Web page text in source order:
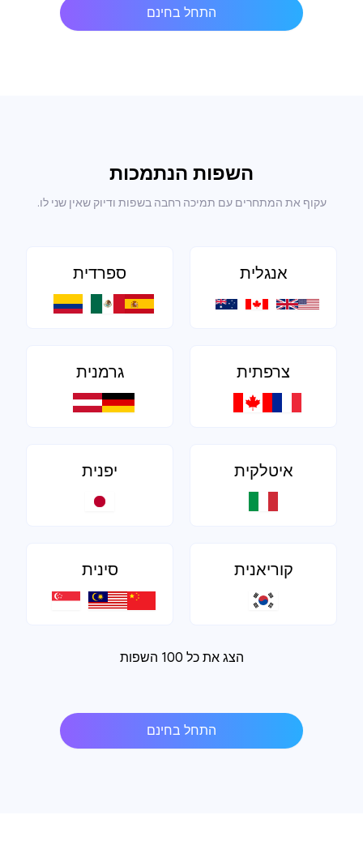
התחל בחינם
השפות הנתמכות
עקוף את המתחרים עם תמיכה רחבה בשפות ודיוק שאין שני לו.
אנגלית ספרדית
צרפתית גרמנית
איטלקית יפנית
קוריאנית סינית
הצג את כל 100 השפות
התחל בחינם